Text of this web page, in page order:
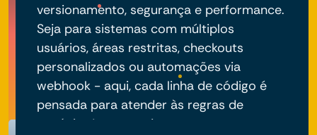
versionamento, segurança e performance.
Seja para sistemas com múltiplos
usuários, áreas restritas, checkouts
personalizados ou automações via
webhook - aqui, cada linha de código é
pensada para atender às regras de
negócio do seu projeto.